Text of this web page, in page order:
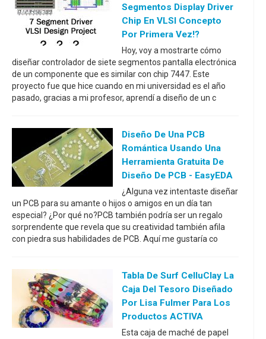
Segmentos Display Driver
Chip En VLSI Concepto
Por Primera Vez!?
Hoy, voy a mostrarte cómo
diseñar controlador de siete segmentos pantalla electrónica
de un componente que es similar con chip 7447. Este
proyecto fue que hice cuando en mi universidad es el año
pasado, gracias a mi profesor, aprendí a diseño de un c
Diseño De Una PCB
Romántica Usando Una
Herramienta Gratuita De
Diseño De PCB - EasyEDA
¿Alguna vez intentaste diseñar
un PCB para su amante o hijos o amigos en un día tan
especial? ¿Por qué no?PCB también podría ser un regalo
sorprendente que revela que su creatividad también afila
con piedra sus habilidades de PCB. Aquí me gustaría co
Tabla De Surf CelluClay La
Caja Del Tesoro Diseñado
Por Lisa Fulmer Para Los
Productos ACTIVA
Esta caja de maché de papel